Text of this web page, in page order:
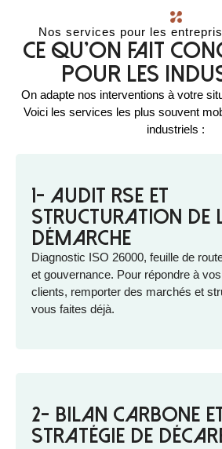
Nos services pour les
Ce qu'on fait
pour les
On adapte nos interventions à votre
Voici les services les plus souvent
industriels :
1- Audit RSE et
structuration de
démarche
Diagnostic ISO 26000, feuille de
et gouvernance. Pour répondre à
clients, remporter des marchés et
vous faites déjà.
2- Bilan carbone
stratégie de